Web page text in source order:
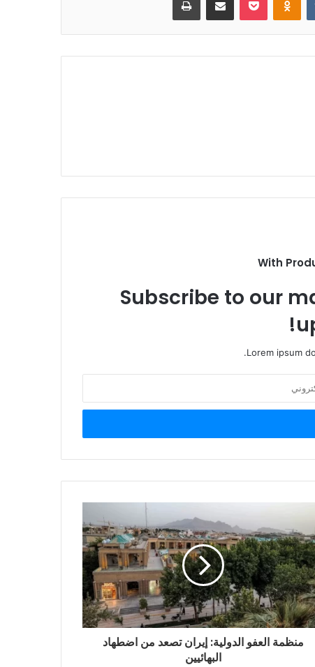
With
Subscribe to our
Lorem ipsum
منظمة العفو الدولية: إيران تصعد من اضطهاد
البهائيين